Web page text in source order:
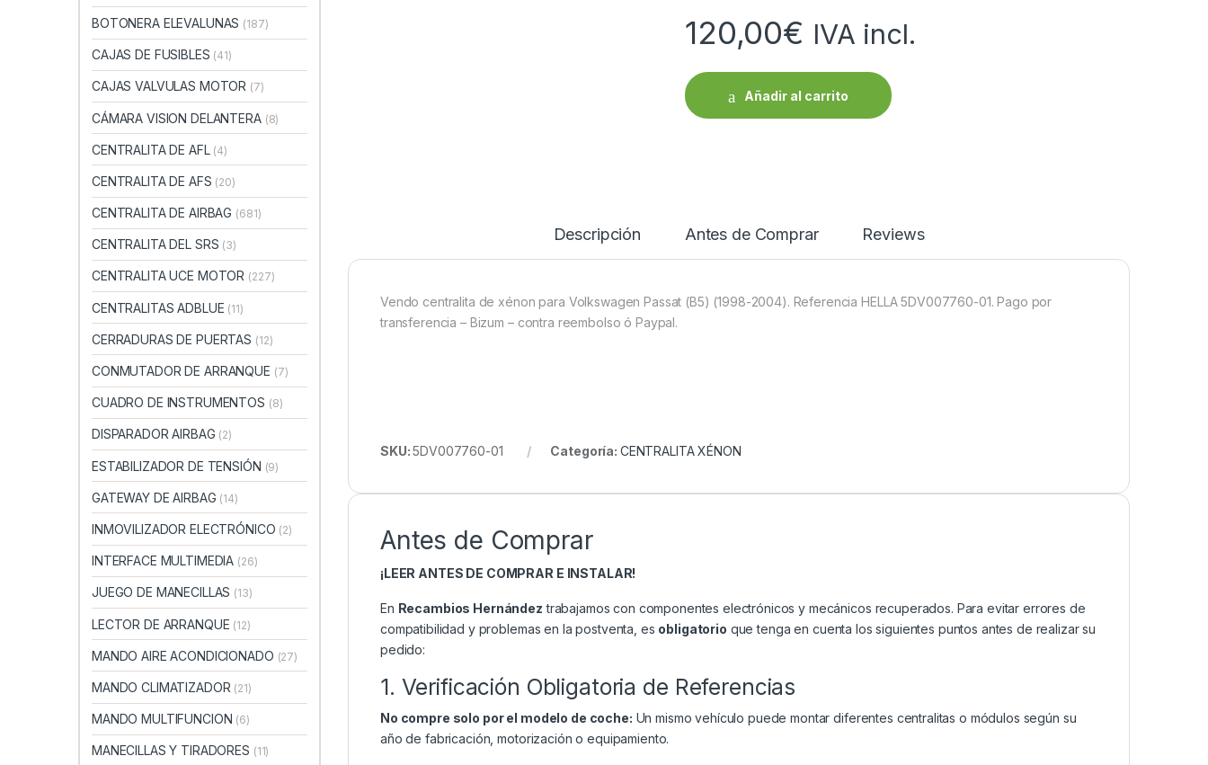
120,00€ IVA incl.
Añadir al carrito
Descripción Antes de Comprar Reviews
Vendo centralita de xénon para Volkswagen Passat (B5) (1998-2004). Referencia HELLA 5DV007760-01. Pago por
transferencia – Bizum – contra reembolso ó Paypal.
SKU:5DV007760-01 Categoría: CENTRALITA XÉNON
Antes de Comprar
¡LEER ANTES DE COMPRAR E INSTALAR!
En Recambios Hernández trabajamos con componentes electrónicos y mecánicos recuperados. Para evitar errores de
compatibilidad y problemas en la postventa, es obligatorio que tenga en cuenta los siguientes puntos antes de realizar su
pedido:
1. Verificación Obligatoria de Referencias
No compre solo por el modelo de coche: Un mismo vehículo puede montar diferentes centralitas o módulos según su
año de fabricación, motorización o equipamiento.
BOTONERA ELEVALUNAS (187)
CAJAS DE FUSIBLES (41)
CAJAS VALVULAS MOTOR (7)
CÁMARA VISION DELANTERA (8)
CENTRALITA DE AFL (4)
CENTRALITA DE AFS (20)
CENTRALITA DE AIRBAG (681)
CENTRALITA DEL SRS (3)
CENTRALITA UCE MOTOR (227)
CENTRALITAS ADBLUE (11)
CERRADURAS DE PUERTAS (12)
CONMUTADOR DE ARRANQUE (7)
CUADRO DE INSTRUMENTOS (8)
DISPARADOR AIRBAG (2)
ESTABILIZADOR DE TENSIÓN (9)
GATEWAY DE AIRBAG (14)
INMOVILIZADOR ELECTRÓNICO (2)
INTERFACE MULTIMEDIA (26)
JUEGO DE MANECILLAS (13)
LECTOR DE ARRANQUE (12)
MANDO AIRE ACONDICIONADO (27)
MANDO CLIMATIZADOR (21)
MANDO MULTIFUNCION (6)
MANECILLAS Y TIRADORES (11)